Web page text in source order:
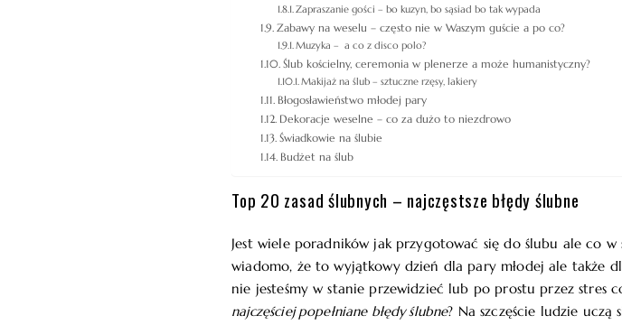
Zapraszanie gości – bo kuzyn, bo sąsiad bo tak wypada
Zabawy na weselu – często nie w Waszym guście a po co?
Muzyka – a co z disco polo?
Ślub kościelny, ceremonia w plenerze a może humanistyczny?
Makijaż na ślub – sztuczne rzęsy, lakiery
Błogosławieństwo młodej pary
Dekoracje weselne – co za dużo to niezdrowo
Świadkowie na ślubie
Budżet na ślub
Top 20 zasad ślubnych – najczęstsze błędy ślubne
Jest wiele poradników jak przygotować się do ślubu ale co
wiadomo, że to wyjątkowy dzień dla pary młodej ale także
nie jesteśmy w stanie przewidzieć lub po prostu przez stres
najczęściej popełniane błędy ślubne? Na szczęście ludzie